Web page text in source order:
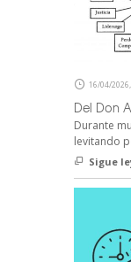
16/04/
Del Don
Durante
levitando
Sigue